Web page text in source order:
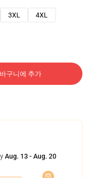
3XL
4XL
구니에 추가
Aug. 13 - Aug. 20